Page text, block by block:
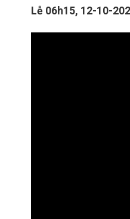
Lễ 06h15, 12-10-